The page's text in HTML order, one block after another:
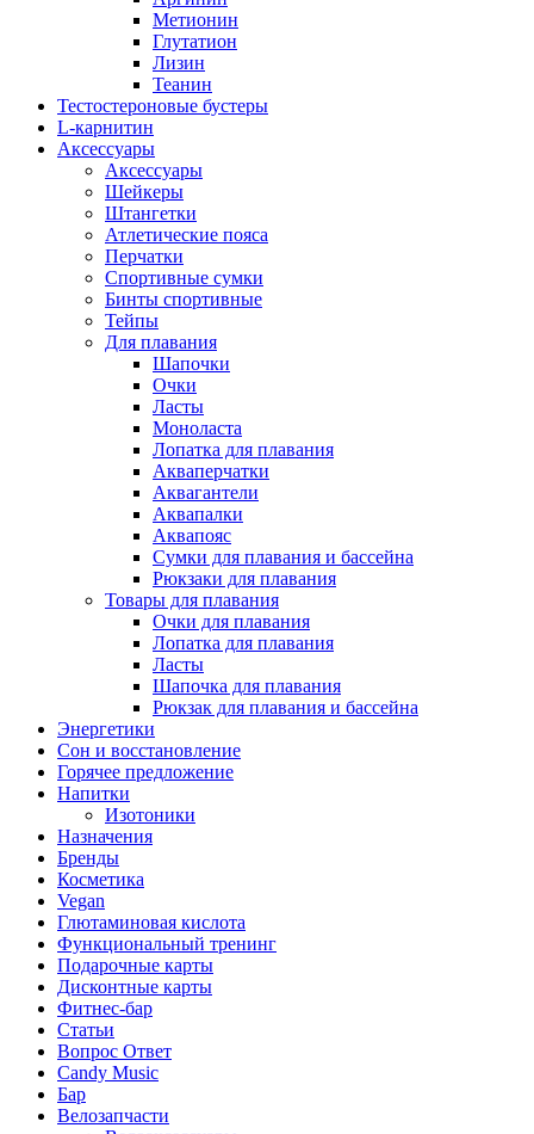
Метионин
Глутатион
Лизин
Теанин
Тестостероновые бустеры
L-карнитин
Аксессуары
Аксессуары
Шейкеры
Штангетки
Атлетические пояса
Перчатки
Спортивные сумки
Бинты спортивные
Тейпы
Для плавания
Шапочки
Очки
Ласты
Моноласта
Лопатка для плавания
Акваперчатки
Аквагантели
Аквапалки
Аквапояс
Сумки для плавания и бассейна
Рюкзаки для плавания
Товары для плавания
Очки для плавания
Лопатка для плавания
Ласты
Шапочка для плавания
Рюкзак для плавания и бассейна
Энергетики
Сон и восстановление
Горячее предложение
Напитки
Изотоники
Назначения
Бренды
Косметика
Vegan
Глютаминовая кислота
Функциональный тренинг
Подарочные карты
Дисконтные карты
Фитнес-бар
Статьи
Вопрос Ответ
Candy Music
Бар
Велозапчасти